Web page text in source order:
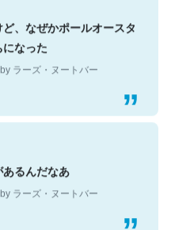
、なぜかポールオースタ
なった
ラーズ・ヌートバー
るんだなあ
ラーズ・ヌートバー